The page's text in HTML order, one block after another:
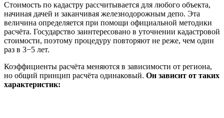
Стоимость по кадастру рассчитывается для любого объекта,
начиная дачей и заканчивая железнодорожным депо. Эта
величина определяется при помощи официальной методики
расчёта. Государство заинтересовано в уточнении кадастровой
стоимости, поэтому процедуру повторяют не реже, чем один
раз в 3−5 лет.
Коэффициенты расчёта меняются в зависимости от региона,
но общий принцип расчёта одинаковый. Он зависит от таких
характеристик: